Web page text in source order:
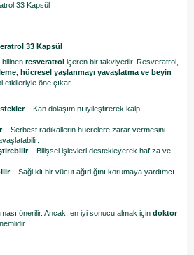
33 Kapsül
33 Kapsül
bilinen resveratrol içeren bir takviyedir. Resveratrol,
hücresel yaşlanmayı yavaşlatma ve beyin
etkileriyle öne çıkar.
– Kan dolaşımını iyileştirerek kalp
– Serbest radikallerin hücrelere zarar vermesini
– Bilişsel işlevleri destekleyerek hafıza ve
– Sağlıklı bir vücut ağırlığını korumaya yardımcı
önerilir. Ancak, en iyi sonucu almak için doktor